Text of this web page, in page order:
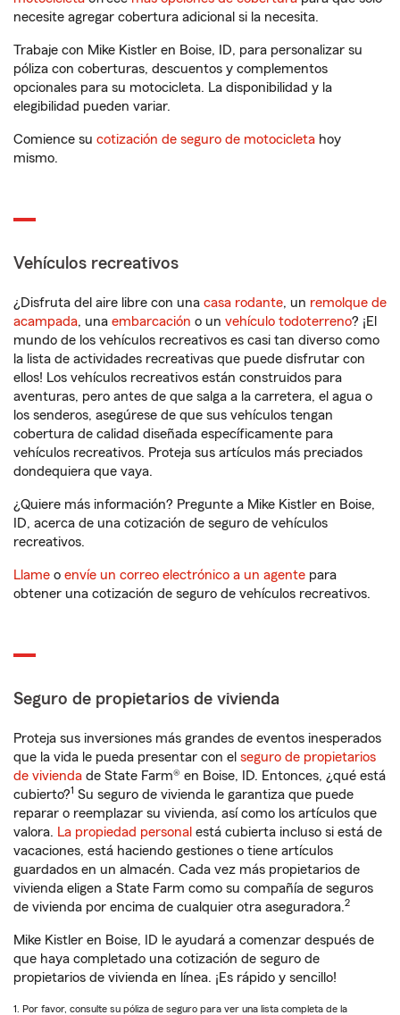
necesite agregar cobertura adicional si la necesita.
Trabaje con Mike Kistler en Boise, ID, para personalizar su
póliza con coberturas, descuentos y complementos
opcionales para su motocicleta. La disponibilidad y la
elegibilidad pueden variar.
Comience su cotización de seguro de motocicleta hoy
mismo.
Vehículos recreativos
¿Disfruta del aire libre con una casa rodante, un remolque de
acampada, una embarcación o un vehículo todoterreno? ¡El
mundo de los vehículos recreativos es casi tan diverso como
la lista de actividades recreativas que puede disfrutar con
ellos! Los vehículos recreativos están construidos para
aventuras, pero antes de que salga a la carretera, el agua o
los senderos, asegúrese de que sus vehículos tengan
cobertura de calidad diseñada específicamente para
vehículos recreativos. Proteja sus artículos más preciados
dondequiera que vaya.
¿Quiere más información? Pregunte a Mike Kistler en Boise,
ID, acerca de una cotización de seguro de vehículos
recreativos.
Llame o envíe un correo electrónico a un agente para
obtener una cotización de seguro de vehículos recreativos.
Seguro de propietarios de vivienda
Proteja sus inversiones más grandes de eventos inesperados
que la vida le pueda presentar con el seguro de propietarios
de vivienda de State Farm® en Boise, ID. Entonces, ¿qué está
cubierto?1 Su seguro de vivienda le garantiza que puede
reparar o reemplazar su vivienda, así como los artículos que
valora. La propiedad personal está cubierta incluso si está de
vacaciones, está haciendo gestiones o tiene artículos
guardados en un almacén. Cada vez más propietarios de
vivienda eligen a State Farm como su compañía de seguros
de vivienda por encima de cualquier otra aseguradora.2
Mike Kistler en Boise, ID le ayudará a comenzar después de
que haya completado una cotización de seguro de
propietarios de vivienda en línea. ¡Es rápido y sencillo!
1. Por favor, consulte su póliza de seguro para ver una lista completa de la